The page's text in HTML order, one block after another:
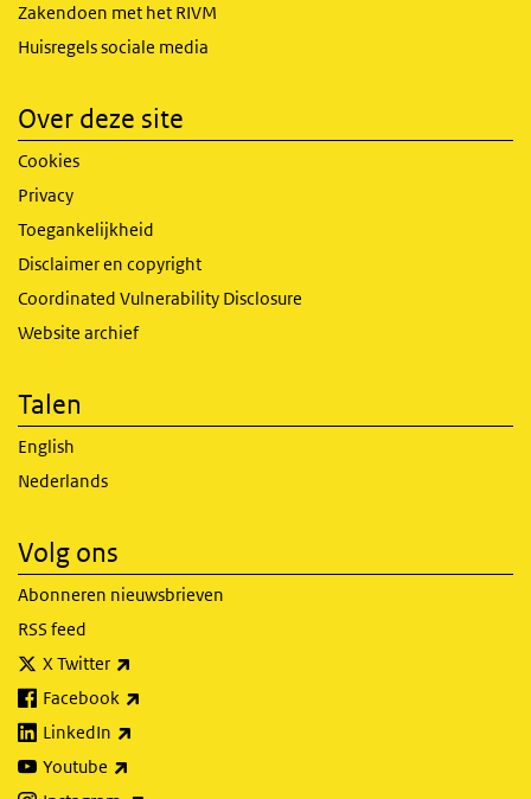
Zakendoen met het RIVM
Huisregels sociale media
Over deze site
Cookies
Privacy
Toegankelijkheid
Disclaimer en copyright
Coordinated Vulnerability Disclosure
Website archief
Talen
English
Nederlands
Volg ons
Abonneren nieuwsbrieven
RSS feed
X Twitter
Facebook
LinkedIn
Youtube